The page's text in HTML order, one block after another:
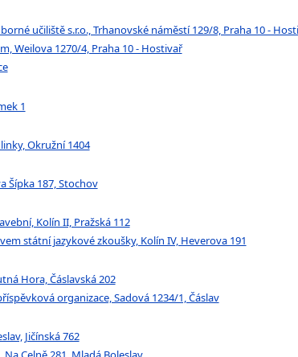
učiliště s.r.o., Trhanovské náměstí 129/8, Praha 10 -
Weilova 1270/4, Praha 10 - Hostivař
1
Okružní 1404
Šípka 187, Stochov
Kolín II, Pražská 112
státní jazykové zkoušky, Kolín IV, Heverova 191
Hora, Čáslavská 202
organizace, Sadová 1234/1, Čáslav
Jičínská 762